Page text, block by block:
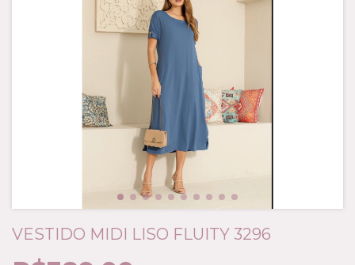
VESTIDO MIDI LISO FLUITY 3296